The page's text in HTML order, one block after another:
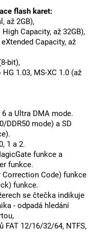
flash karet:
až 2GB),
Capacity, až 32GB),
Capacity, až
bit),
1.03, MS-XC 1.0 (až
6 a Ultra DMA mode.
DDR50 mode) a SD
1 a 2.
funkce a
funkce.
Correction Code) funkce
funkce.
se čtečka indikuje
- odpadá hledání
FAT 12/16/32/64, NTFS,